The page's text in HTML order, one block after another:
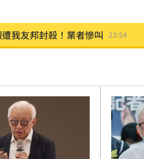
我友邦封殺！業者慘叫 23:54
檔權值股」千萬別長抱 23:25
癢猛摳竟成「病毒疣」 23:18
億元 優化全台商圈夜市 23:17